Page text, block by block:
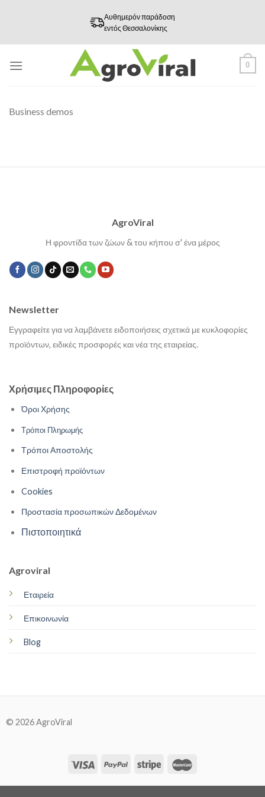
Αυθημερόν παράδοση
εντός Θεσσαλονίκης
0
Business demos
AgroViral
Η φροντίδα των ζώων & του κήπου σ' ένα μέρος
Χρήσιμες Πληροφορίες
Όροι Χρήσης
Τρόποι Πληρωμής
Τρόποι Αποστολής
Επιστροφή προϊόντων
Cookies
Προστασία προσωπικών Δεδομένων
Πιστοποιητικά
Agroviral
Εταιρεία
Επικοινωνία
Blog
Newsletter
Εγγραφείτε για να λαμβάνετε ειδοποιήσεις σχετικά με κυκλοφορίες
προϊόντων, ειδικές προσφορές και νέα της εταιρείας.
© 2026 AgroViral